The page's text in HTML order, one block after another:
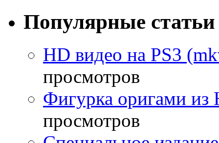
Популярные статьи
HD видео на PS3
просмотров
Фигурка оригами из
просмотров